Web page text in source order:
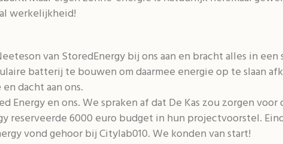
werkelijkheid!
van StoredEnergy bij ons aan en bracht alles in
batterij te bouwen om daarmee energie op te slaan
dacht aan ons.
Energy en ons. We spraken af dat De Kas zou zorgen
reserveerde 6000 euro budget in hun projectvoorstel.
vond gehoor bij Citylab010. We konden van start!